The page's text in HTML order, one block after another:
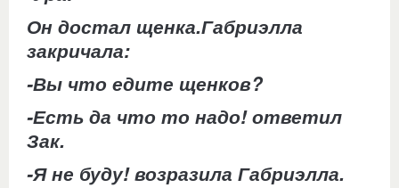
Он достал щенка.Габриэлла
закричала:
-Вы что едите щенков?
-Есть да что то надо! ответил
Зак.
-Я не буду! возразила Габриэлла.